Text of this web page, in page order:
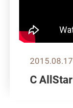
2015.08.17
C